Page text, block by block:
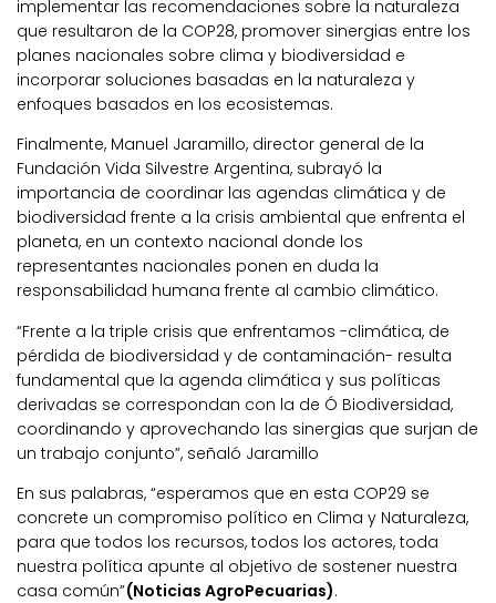
implementar las recomendaciones sobre la naturaleza
que resultaron de la COP28, promover sinergias entre los
planes nacionales sobre clima y biodiversidad e
incorporar soluciones basadas en la naturaleza y
enfoques basados en los ecosistemas.
Finalmente, Manuel Jaramillo, director general de la
Fundación Vida Silvestre Argentina, subrayó la
importancia de coordinar las agendas climática y de
biodiversidad frente a la crisis ambiental que enfrenta el
planeta, en un contexto nacional donde los
representantes nacionales ponen en duda la
responsabilidad humana frente al cambio climático.
“Frente a la triple crisis que enfrentamos -climática, de
pérdida de biodiversidad y de contaminación- resulta
fundamental que la agenda climática y sus políticas
derivadas se correspondan con la de Ó Biodiversidad,
coordinando y aprovechando las sinergias que surjan de
un trabajo conjunto”, señaló Jaramillo
En sus palabras, “esperamos que en esta COP29 se
concrete un compromiso político en Clima y Naturaleza,
para que todos los recursos, todos los actores, toda
nuestra política apunte al objetivo de sostener nuestra
casa común”(Noticias AgroPecuarias).